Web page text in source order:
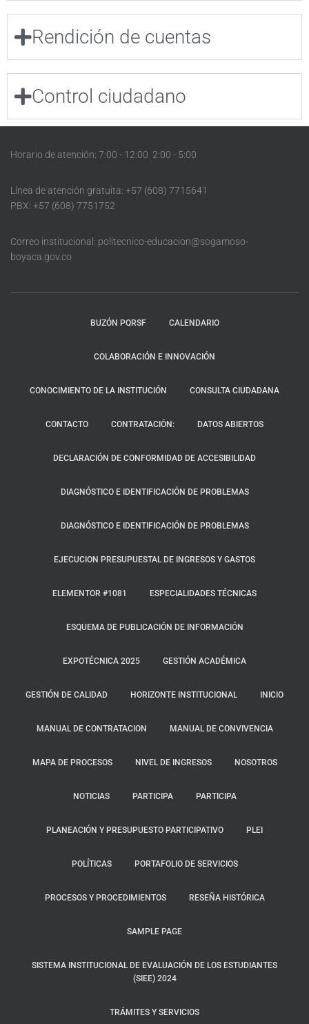
Rendición de cuentas
Control ciudadano
Horario de atención: 7:00 - 12:00 2:00 - 5:00
Línea de atención gratuita: +57 (608) 7715641
PBX: +57 (608) 7751752
Correo institucional: politecnico-educacion@sogamoso-
boyaca.gov.co
BUZÓN PQRSF CALENDARIO
COLABORACIÓN E INNOVACIÓN
CONOCIMIENTO DE LA INSTITUCIÓN CONSULTA CIUDADANA
CONTACTO CONTRATACIÓN: DATOS ABIERTOS
DECLARACIÓN DE CONFORMIDAD DE ACCESIBILIDAD
DIAGNÓSTICO E IDENTIFICACIÓN DE PROBLEMAS
DIAGNÓSTICO E IDENTIFICACIÓN DE PROBLEMAS
EJECUCION PRESUPUESTAL DE INGRESOS Y GASTOS
ELEMENTOR #1081 ESPECIALIDADES TÉCNICAS
ESQUEMA DE PUBLICACIÓN DE INFORMACIÓN
EXPOTÉCNICA 2025 GESTIÓN ACADÉMICA
GESTIÓN DE CALIDAD HORIZONTE INSTITUCIONAL INICIO
MANUAL DE CONTRATACION MANUAL DE CONVIVENCIA
MAPA DE PROCESOS NIVEL DE INGRESOS NOSOTROS
NOTICIAS PARTICIPA PARTICIPA
PLANEACIÓN Y PRESUPUESTO PARTICIPATIVO PLEI
POLÍTICAS PORTAFOLIO DE SERVICIOS
PROCESOS Y PROCEDIMIENTOS RESEÑA HISTÓRICA
SAMPLE PAGE
SISTEMA INSTITUCIONAL DE EVALUACIÓN DE LOS ESTUDIANTES
(SIEE) 2024
TRÁMITES Y SERVICIOS